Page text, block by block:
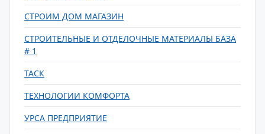
СТРОИМ ДОМ МАГАЗИН
СТРОИТЕЛЬНЫЕ И ОТДЕЛОЧНЫЕ МАТЕРИАЛЫ БАЗА
# 1
ТАСК
ТЕХНОЛОГИИ КОМФОРТА
УРСА ПРЕДПРИЯТИЕ